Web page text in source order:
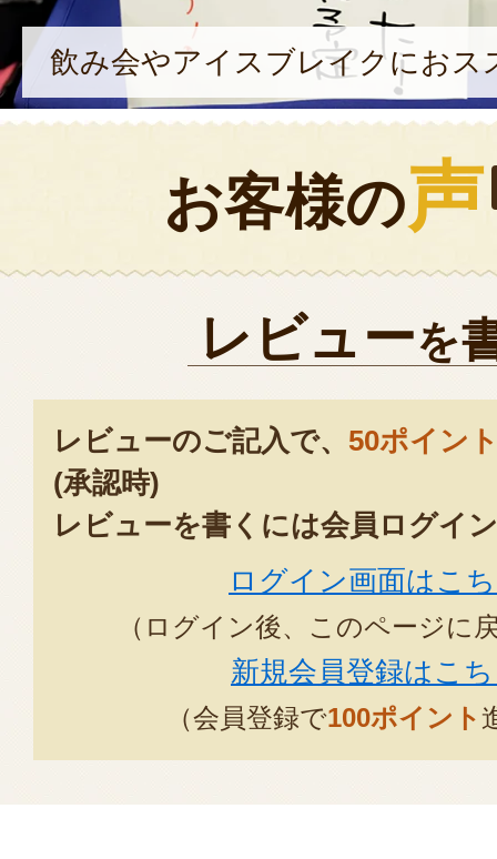
飲み会やアイスブレイクにおス
お客様の声
レビューを
レビューのご記入で、 50ポイン
(承認時)
レビューを書くには会員ログイ
ログイン画面はこ
（ログイン後、このページに
新規会員登録はこ
（会員登録で100ポイント